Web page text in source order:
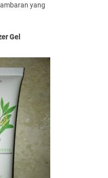
yang
Gel